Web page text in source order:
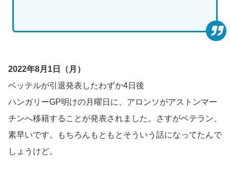
2022年8月1日（月）
ベッテルが引退発表したわずか4日後
ハンガリーGP明けの月曜日に、アロンソがアストンマー
チンへ移籍することが発表されました。さすがベテラン、
素早いです。もちろんもともとそういう話になってたんで
しょうけど。